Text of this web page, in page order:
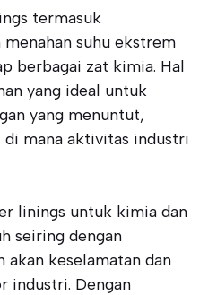
termasuk
suhu ekstrem
berbagai zat kimia. Hal
yang ideal untuk
yang menuntut,
mana aktivitas industri
linings untuk kimia dan
seiring dengan
akan keselamatan dan
industri. Dengan